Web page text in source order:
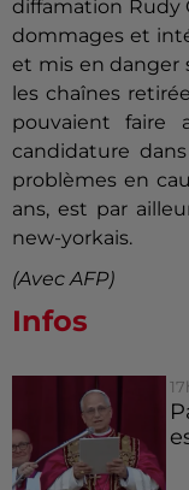
diffamation Rudy
dommages et
et mis en danger
les chaînes
pouvaient faire
candidature
problèmes en
ans, est par
new-yorkais.
(Avec AFP)
Infos